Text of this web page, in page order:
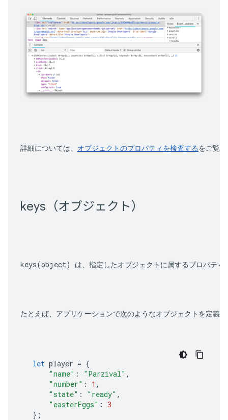
詳細については、 オブジェクトのプロパティを検査するをご覧
keys（オブジェクト）
keys(object) は、指定したオブジェクトに属するプロパテ
たとえば、アプリケーションで次のようなオブジェクトを定義
let player = {
"name" : "Parzival" ,
"number" : 1 ,
"state" : "ready" ,
"easterEggs" : 3
};